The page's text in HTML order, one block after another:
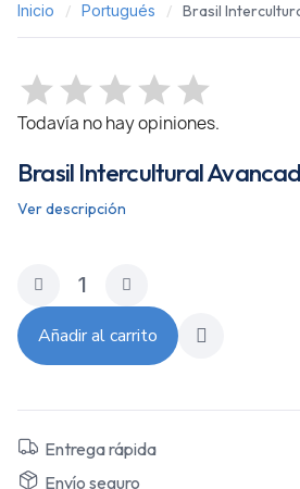
Inicio Portugués Brasil
Todavía no hay opiniones.
Brasil Intercultural
Ver descripción
Añadir al carrito
Entrega rápida
Envío seguro